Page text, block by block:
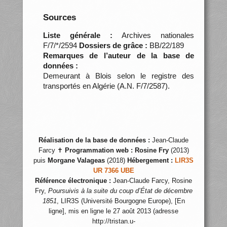
Sources
Liste générale : Archives nationales
F/7/*/2594 Dossiers de grâce : BB/22/189
Remarques de l’auteur de la base de
données :
Demeurant à Blois selon le registre des
transportés en Algérie (A.N. F/7/2587).
Réalisation de la base de données : Jean-Claude
Farcy ✝ Programmation web : Rosine Fry(2013)
puis Morgane Valageas (2018) Hébergement : LIR3S
UR 7366 UBE
Référence électronique : Jean-Claude Farcy, Rosine
Fry, Poursuivis à la suite du coup d’État de décembre
1851, LIR3S (Université Bourgogne Europe), [En
ligne], mis en ligne le 27 août 2013 (adresse
http://tristan.u-